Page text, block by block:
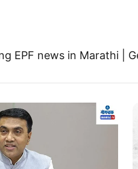
EPF news in Marathi |